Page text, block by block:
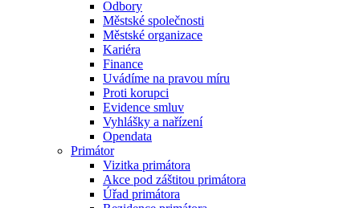
Odbory
Městské společnosti
Městské organizace
Kariéra
Finance
Uvádíme na pravou míru
Proti korupci
Evidence smluv
Vyhlášky a nařízení
Opendata
Primátor
Vizitka primátora
Akce pod záštitou primátora
Úřad primátora